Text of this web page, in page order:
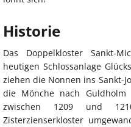
Historie
Das Doppelkloster Sankt-
heutigen Schlossanlage
ziehen die Nonnen ins Sankt-
die Mönche nach
zwischen 1209 und
Zisterzienserkloster